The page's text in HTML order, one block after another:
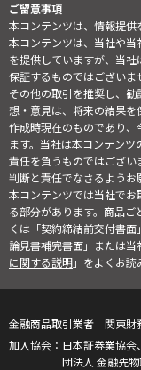
ご留意事項
本コンテンツは、情報提供
本コンテンツは、当社や
を提供していますが、当
保証するものではございま
その他の取引を推奨し、
想・意見は、将来の結果
作成時現在のものであり
ます。当社は本コンテン
責任を負うものではござ
判断と責任でなさるようお
本コンテンツでは当社で
る部分があります。商品
くは「契約締結前交付書
論見書補完書面」または
に関する説明」をよくお読
金融商品取引業者 関東財
日本証券業協
団法人 金融先物